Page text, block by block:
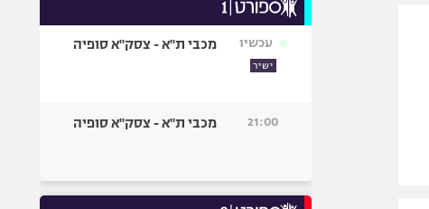
כדורעף
היאבקות WWE
עכשיו
ישיר
מכבי ת"א - צסק"א סופיה
21:00 מכבי ת"א - צסק"א סופיה